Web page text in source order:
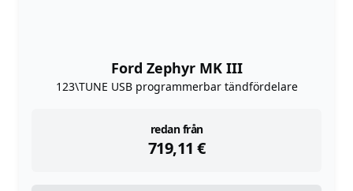
Ford Zephyr MK III
123\TUNE USB programmerbar tändfördelare
redan från
719,11 €
instock